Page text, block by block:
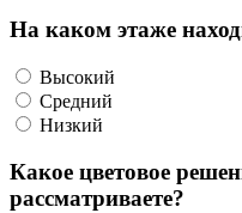
На каком этаже
Высокий
Средний
Низкий
Какое цветовое
рассматриваете?